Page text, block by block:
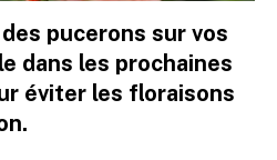
pucerons sur vos
dans les prochaines
éviter les floraisons